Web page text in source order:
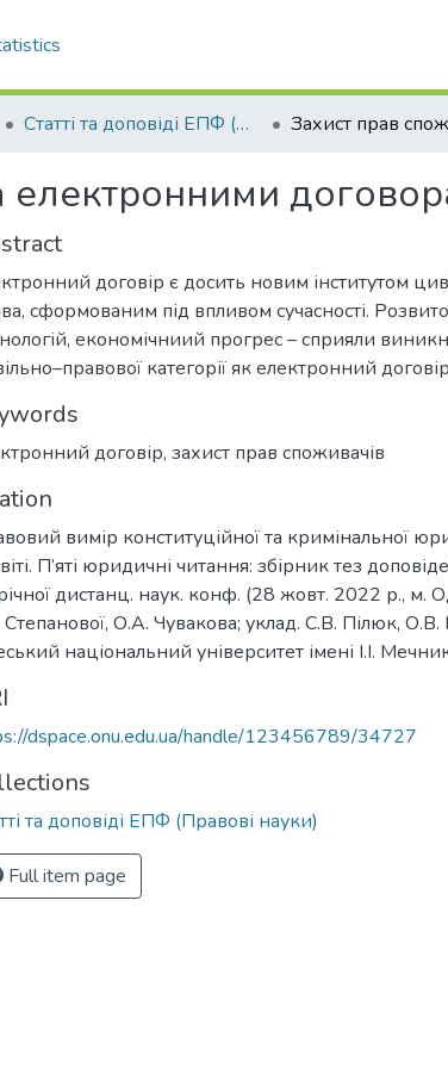
Статті та доповіді ЕПФ (Правові науки)
електронними
договір є досить новим інститутом
сформованим під впливом сучасності.
економічниий прогрес – сприяли
категорії як електронний
договір, захист прав споживачів
вимір конституційної та кримінальної
П’яті юридичні читання: збірник тез
дистанц. наук. конф. (28 жовт. 2022 р., м.
Степанової, О.А. Чувакова; уклад. С.В. Пілюк,
національний університет імені І.І.
dspace.onu.edu.ua/handle/123456789/34727
та доповіді ЕПФ (Правові науки)
Full item page